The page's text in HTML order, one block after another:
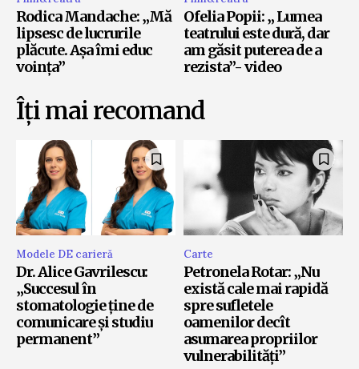
Rodica Mandache: „Mă
lipsesc de lucrurile
plăcute. Așa îmi educ
voința”
Ofelia Popii: „ Lumea
teatrului este dură, dar
am găsit puterea de a
rezista”- video
Îți mai recomand
Modele DE carieră
Dr. Alice Gavrilescu:
„Succesul în
stomatologie ține de
comunicare și studiu
permanent”
Carte
Petronela Rotar: „Nu
există cale mai rapidă
spre sufletele
oamenilor decît
asumarea propriilor
vulnerabilități”